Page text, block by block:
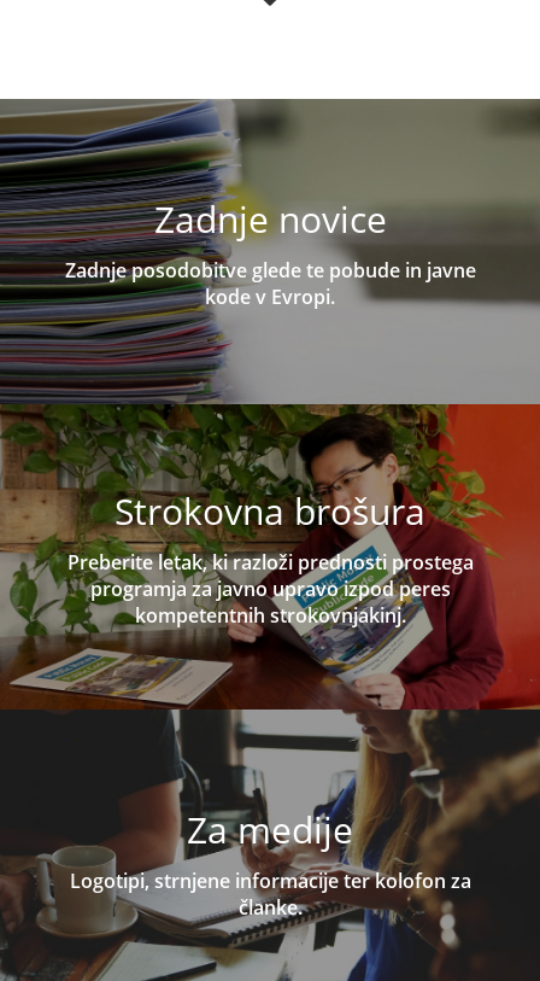
Zadnje novice
Zadnje posodobitve glede te pobude in javne
kode v Evropi.
Strokovna brošura
Preberite letak, ki razloži prednosti prostega
programja za javno upravo izpod peres
kompetentnih strokovnjakinj.
Za medije
Logotipi, strnjene informacije ter kolofon za
članke.